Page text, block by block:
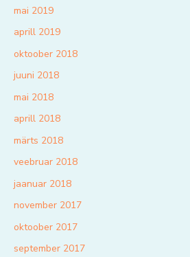
mai 2019
aprill 2019
oktoober 2018
juuni 2018
mai 2018
aprill 2018
märts 2018
veebruar 2018
jaanuar 2018
november 2017
oktoober 2017
september 2017